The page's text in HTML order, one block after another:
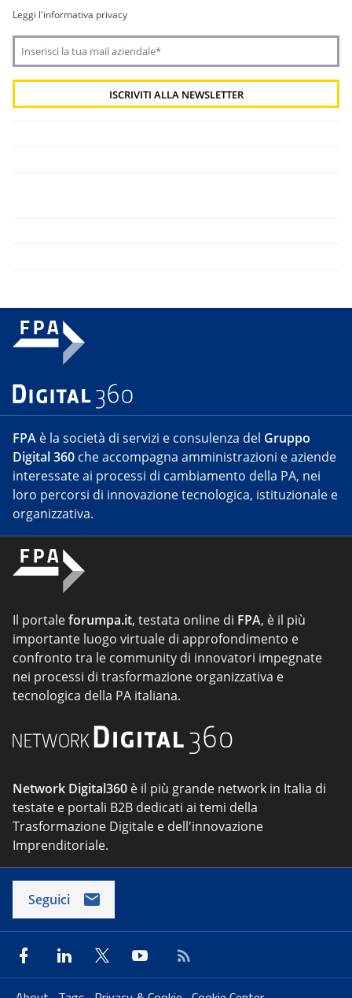
Leggi l'informativa privacy
FPA è la società di servizi e consulenza del Gruppo
Digital 360 che accompagna amministrazioni e aziende
interessate ai processi di cambiamento della PA, nei
loro percorsi di innovazione tecnologica, istituzionale e
organizzativa.
Il portaleforumpa.it, testata online di FPA, è il più
importante luogo virtuale di approfondimento e
confronto tra le community di innovatori impegnate
nei processi di trasformazione organizzativa e
tecnologica della PA italiana.
Network Digital360 è il più grande network in Italia di
testate e portali B2B dedicati ai temi della
Trasformazione Digitale e dell'innovazione
Imprenditoriale.
Seguici